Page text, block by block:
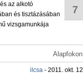
7
az alkotó
és tisztázásában
vizsgamunkája
Alapfokon
ilcsa - 2011. okt. 12